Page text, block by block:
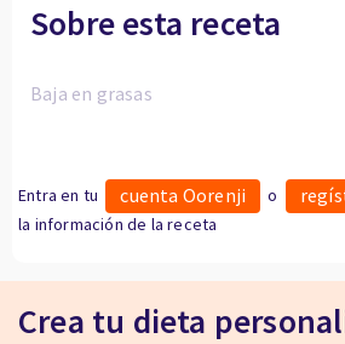
Sobre esta receta
Baja en grasas
Entra en tu cuenta Oorenji o
la información de la receta
Crea tu dieta